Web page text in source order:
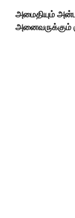
அமைதியும்
அனைவருக்கும்